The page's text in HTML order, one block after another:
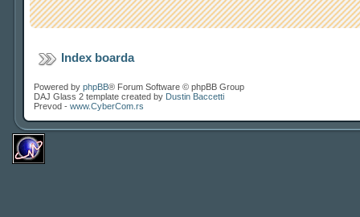
Index boarda
Powered by phpBB® Forum Software © phpBB Group
DAJ Glass 2 template created by Dustin Baccetti
Prevod - www.CyberCom.rs